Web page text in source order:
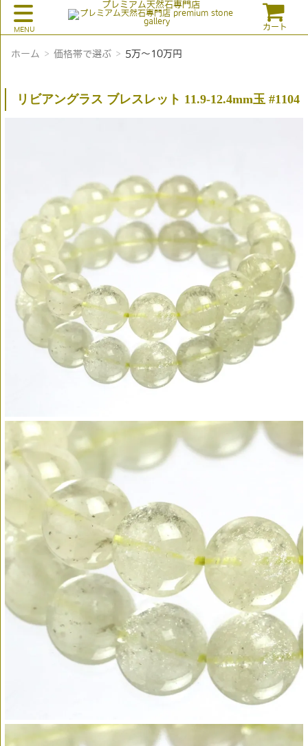
プレミアム天然石専門店
カート
ホーム 価格帯で選ぶ 5万～10万円
リビアングラス ブレスレット 11.9-12.4mm玉 #1104